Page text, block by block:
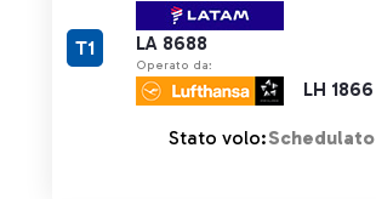
LA 8688
Operato da:
LH 1866
T1
Stato volo:Schedulato